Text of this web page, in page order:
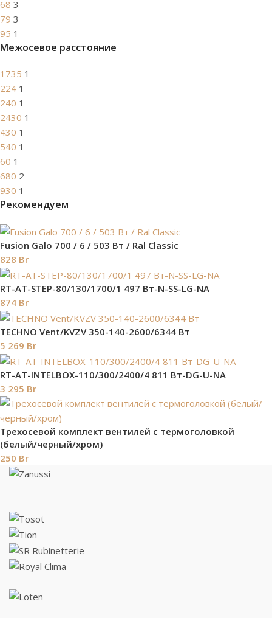
68 3
79 3
95 1
Межосевое расстояние
1735 1
224 1
240 1
2430 1
430 1
540 1
60 1
680 2
930 1
Рекомендуем
Fusion Galo 700 / 6 / 503 Вт / Ral Classic
828 Br
RT-AT-STEP-80/130/1700/1 497 Вт-N-SS-LG-NA
874 Br
TECHNO Vent/KVZV 350-140-2600/6344 Вт
5 269 Br
RT-AT-INTELBOX-110/300/2400/4 811 Вт-DG-U-NA
3 295 Br
Трехосевой комплект вентилей с термоголовкой
(белый/черный/хром)
250 Br